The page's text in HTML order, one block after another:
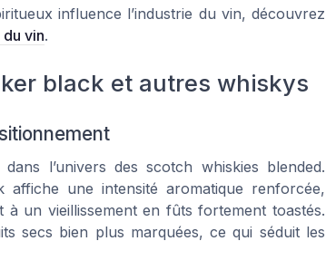
influence l’industrie du vin, découvrez
vin.
black et autres whiskys
l’univers des scotch whiskies blended.
une intensité aromatique renforcée,
un vieillissement en fûts fortement toastés.
secs bien plus marquées, ce qui séduit les